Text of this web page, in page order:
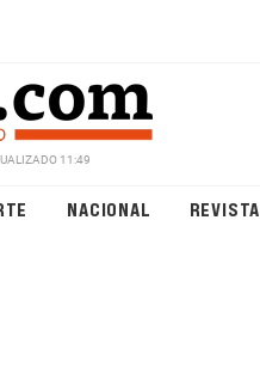
11:49
NACIONAL REVISTA